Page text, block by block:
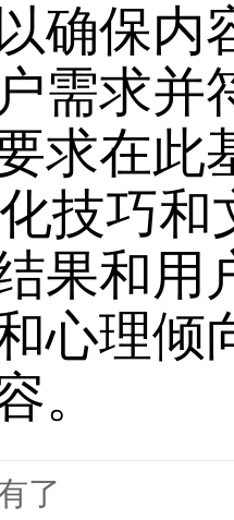
确保内
需求并
求在此
技巧和
果和用
心理倾
。
了